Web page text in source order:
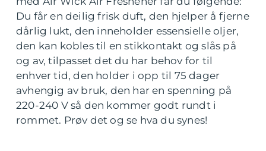
Du får en deilig frisk duft, den hjelper å fjerne
dårlig lukt, den inneholder essensielle oljer,
den kan kobles til en stikkontakt og slås på
og av, tilpasset det du har behov for til
enhver tid, den holder i opp til 75 dager
avhengig av bruk, den har en spenning på
220-240 V så den kommer godt rundt i
rommet. Prøv det og se hva du synes!